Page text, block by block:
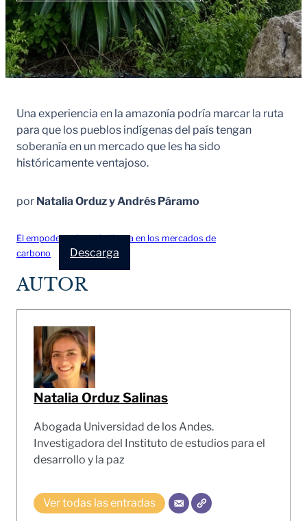
Una experiencia en la amazonía podría marcar la ruta
para que los pueblos indígenas del país tengan
soberanía en un mercado que les ha sido
históricamente ventajoso.
por Natalia Orduz y Andrés Páramo
El empoderamiento indígena en los mercados de
carbono
Descarga
AUTOR
Natalia Orduz Salinas
Abogada Universidad de los Andes.
Investigadora del Instituto de estudios para el
desarrollo y la paz
Ver todas las entradas